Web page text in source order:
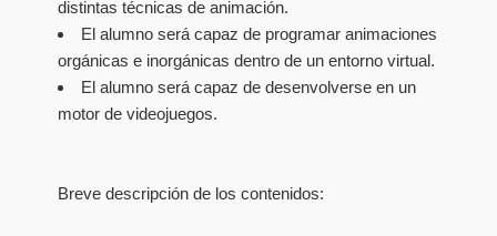
distintas técnicas de animación.
El alumno será capaz de programar animaciones
orgánicas e inorgánicas dentro de un entorno virtual.
El alumno será capaz de desenvolverse en un
motor de videojuegos.
Breve descripción de los contenidos: